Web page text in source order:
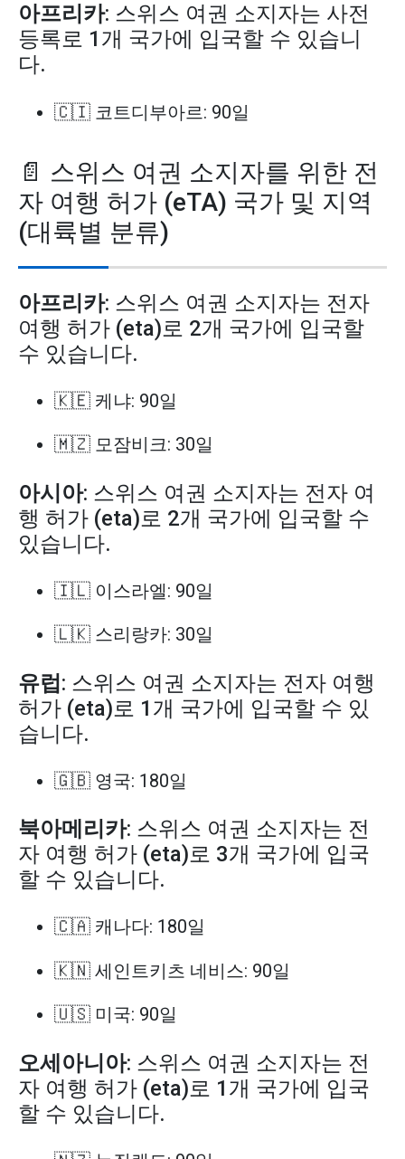
아프리카: 스위스 여권 소지자는 사전
등록로 1개 국가에 입국할 수 있습니
다.
🇨🇮 코트디부아르: 90일
📄 스위스 여권 소지자를 위한 전
자 여행 허가 (eTA) 국가 및 지역
(대륙별 분류)
아프리카: 스위스 여권 소지자는 전자
여행 허가 (eta)로 2개 국가에 입국할
수 있습니다.
🇰🇪 케냐: 90일
🇲🇿 모잠비크: 30일
아시아: 스위스 여권 소지자는 전자 여
행 허가 (eta)로 2개 국가에 입국할 수
있습니다.
🇮🇱 이스라엘: 90일
🇱🇰 스리랑카: 30일
유럽 : 스위스 여권 소지자는 전자 여행
허가 (eta)로 1개 국가에 입국할 수 있
습니다.
🇬🇧 영국: 180일
북아메리카: 스위스 여권 소지자는 전
자 여행 허가 (eta)로 3개 국가에 입국
할 수 있습니다.
🇨🇦 캐나다: 180일
🇰🇳 세인트키츠 네비스: 90일
🇺🇸 미국: 90일
오세아니아: 스위스 여권 소지자는 전
자 여행 허가 (eta)로 1개 국가에 입국
할 수 있습니다.